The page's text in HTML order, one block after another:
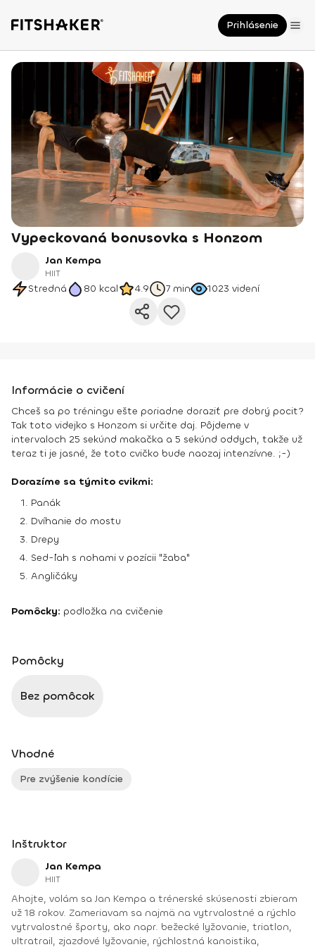
Prihlásenie
Vypeckovaná bonusovka s Honzom
Jan Kempa
HIIT
Stredná 80 kcal 4.9 7 min 1023 videní
Informácie o cvičení
Chceš sa po tréningu ešte poriadne doraziť pre dobrý pocit?
Tak toto videjko s Honzom si určite daj. Pôjdeme v
intervaloch 25 sekúnd makačka a 5 sekúnd oddych, takže už
teraz ti je jasné, že toto cvičko bude naozaj intenzívne. ;-)
Dorazíme sa týmito cvikmi:
Panák
Dvíhanie do mostu
Drepy
Sed-ľah s nohami v pozícii "žaba"
Angličáky
Pomôcky: podložka na cvičenie
Pomôcky
Bez pomôcok
Vhodné
Pre zvýšenie kondície
Inštruktor
Jan Kempa
HIIT
Ahojte, volám sa Jan Kempa a trénerské skúsenosti zbieram
už 18 rokov. Zameriavam sa najmä na vytrvalostné a rýchlo
vytrvalostné športy, ako napr. bežecké lyžovanie, triatlon,
ultratrail, zjazdové lyžovanie, rýchlostná kanoistika,